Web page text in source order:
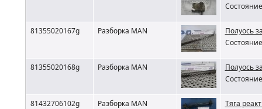
81355020167g Разборка MAN
Полуось
81355020168g Разборка MAN
Полуось
81432706102g Разборка MAN
Тяга